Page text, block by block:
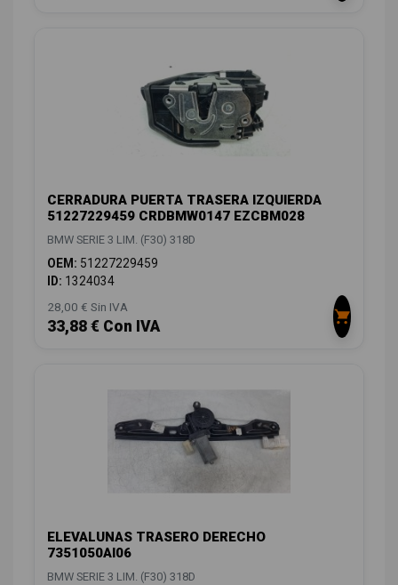
CERRADURA PUERTA TRASERA IZQUIERDA
51227229459 CRDBMW0147 EZCBM028
BMW SERIE 3 LIM. (F30) 318D
OEM: 51227229459
ID: 1324034
28,00 € Sin IVA
33,88 € Con IVA
ELEVALUNAS TRASERO DERECHO
7351050AI06
BMW SERIE 3 LIM. (F30) 318D